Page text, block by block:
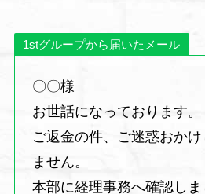
1stグループから届いたメール
〇〇様
お世話になっております。
ご返金の件、ご迷惑おか
ません。
本部に経理事務へ確認し